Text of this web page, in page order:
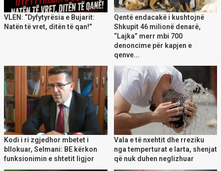
VLEN: “Dyfytyrësia e Bujarit:
Natën të vret, ditën të qan!”
Qentë endacakë i kushtojnë
Shkupit 46 milionë denarë,
“Lajka” merr mbi 700
denoncime për kapjen e
qenve...
Kodi i ri zgjedhor mbetet i
bllokuar, Selmani: BE kërkon
funksionimin e shtetit ligjor
Vala e të nxehtit dhe rreziku
nga temperturat e larta, shenjat
që nuk duhen neglizhuar